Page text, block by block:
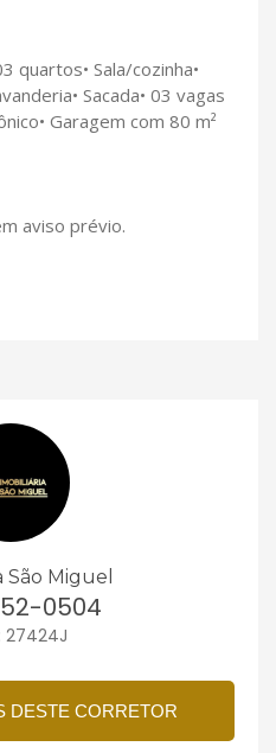
quartos• Sala/cozinha•
Sacada• 03 vagas
Garagem com 80 m²
aviso prévio.
São Miguel
0504
27424J
DESTE CORRETOR